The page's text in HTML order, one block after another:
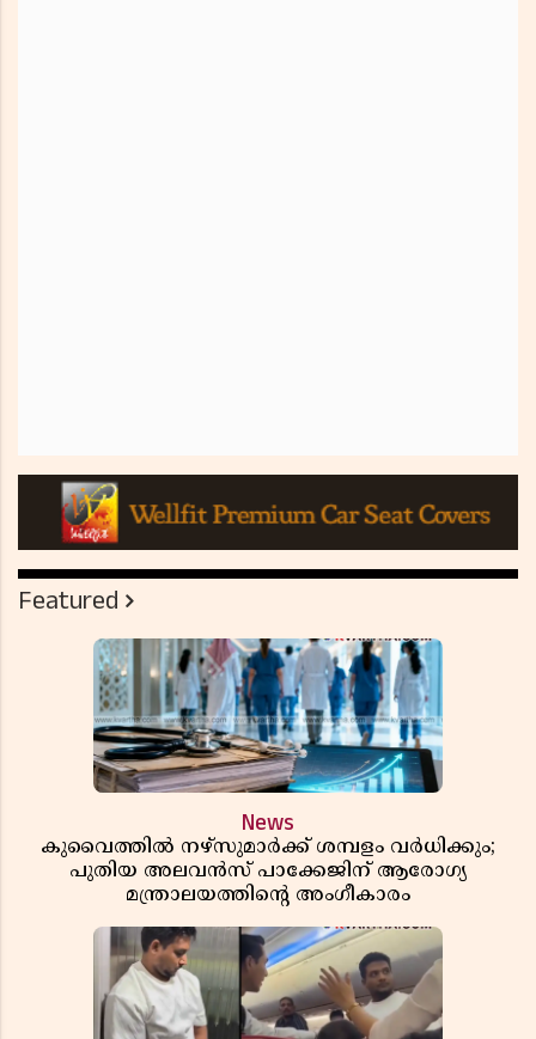
Featured
News
കുവൈത്തിൽ നഴ്‌സുമാർക്ക് ശമ്പളം വർധിക്കും;
പുതിയ അലവൻസ് പാക്കേജിന് ആരോഗ്യ
മന്ത്രാലയത്തിൻ്റെ അംഗീകാരം